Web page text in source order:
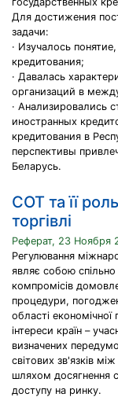
Для достижения
задачи:
· Изучалось
кредитования;
· Давалась
организаций в
· Анализировались
иностранных
кредитования в
перспективы
Беларусь.
СОТ та її
торгівлі
Реферат, 23 Ноября
Регулювання
являє собою спільно
компромісів
процедури,
області
інтереси країн –
визначених
світових зв'язків
шляхом досягнення
доступу на ринку.